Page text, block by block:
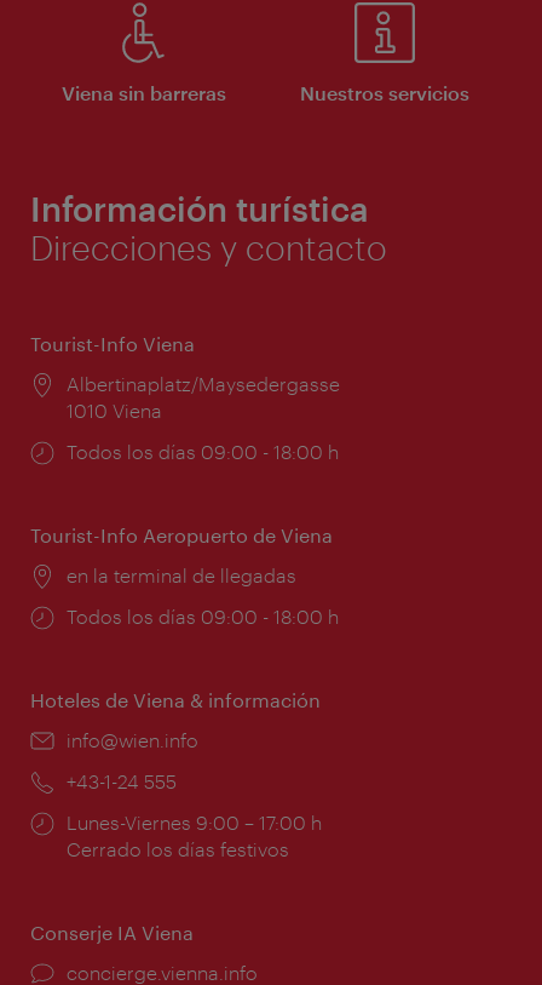
Viena sin barreras Nuestros servicios
Información turística
Direcciones y contacto
Tourist-Info Viena
Lugar:
Albertinaplatz/Maysedergasse
1010 Viena
Horarios
Todos los días 09:00 - 18:00 h
Tourist-Info Aeropuerto de Viena
Lugar:
en la terminal de llegadas
Horarios
Todos los días 09:00 - 18:00 h
Hoteles de Viena & información
e-
info@wien.info
Teléfono:
+43-1-24 555
Horarios
de
Lunes-Viernes 9:00 – 17:00 h
Cerrado los días festivos
Conserje IA Viena
concierge.vienna.info